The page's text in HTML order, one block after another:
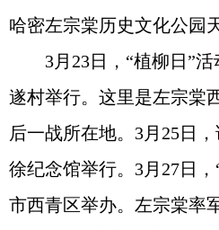
哈密左宗棠历史文化公园
3月23日，“植柳日”
遂村举行。这里是左宗棠
后一战所在地。3月25日
徐纪念馆举行。3月27日
市西青区举办。左宗棠率